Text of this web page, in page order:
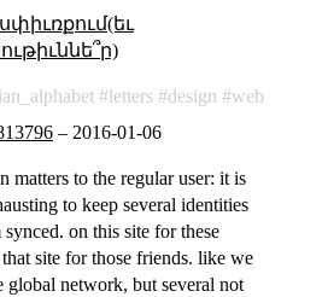
letters design
web
– 2016-01-06
matters to the regular user: it is
to keep several identities
synced. on this site for these
site for those friends. like we
global network, but several not